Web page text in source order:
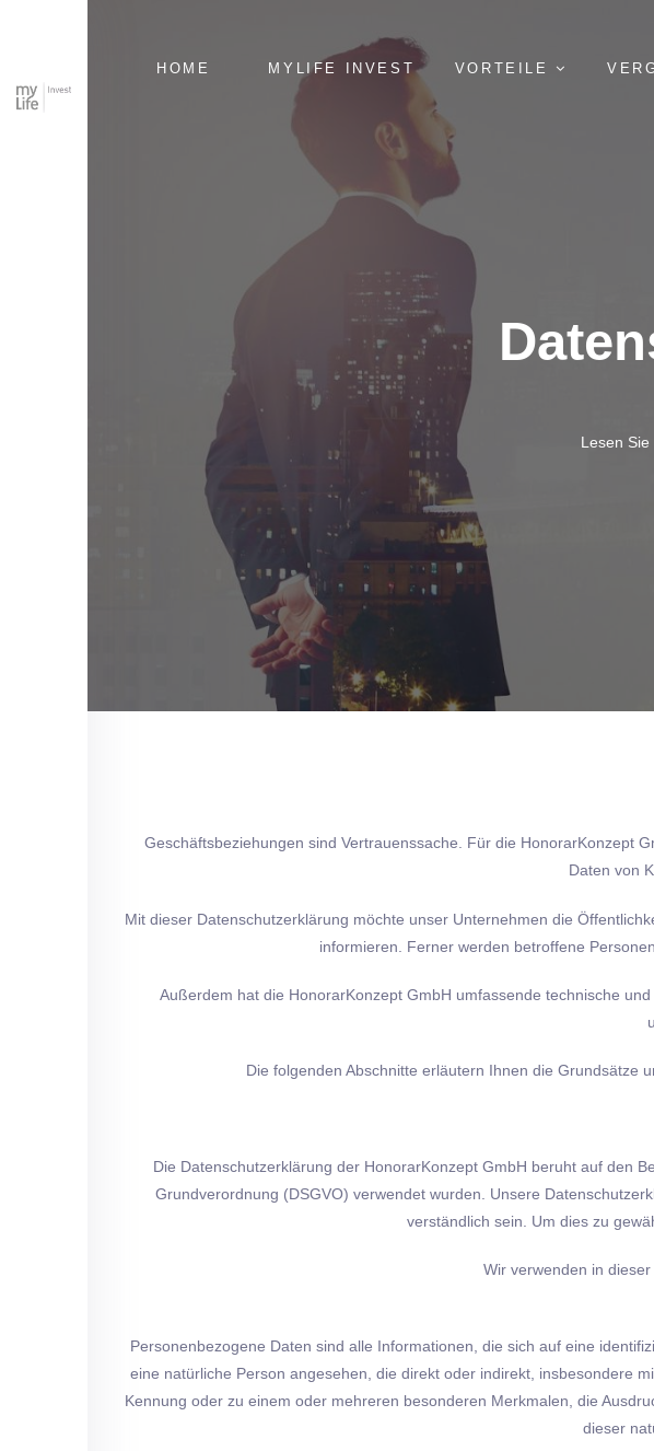
NAVIGATION
HOME MYLIFE INVEST VORTEILE
Lesen
Geschäftsbeziehungen sind Vertrauenssache. Für die HonorarKonzept
Daten von
Mit dieser Datenschutzerklärung möchte unser Unternehmen die
informieren. Ferner werden betroffene
Außerdem hat die HonorarKonzept GmbH umfassende technische
Die folgenden Abschnitte erläutern Ihnen die Grundsätze
Die Datenschutzerklärung der HonorarKonzept GmbH beruht auf den
Grundverordnung (DSGVO) verwendet wurden. Unsere
verständlich sein. Um dies zu
Wir verwenden in
Personenbezogene Daten sind alle Informationen, die sich auf eine
eine natürliche Person angesehen, die direkt oder indirekt, insbesondere
Kennung oder zu einem oder mehreren besonderen Merkmalen, die
dieser